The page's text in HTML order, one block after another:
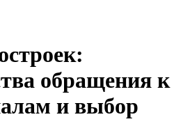
обращения к
и выбор